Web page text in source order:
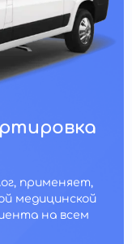
применяет,
медицинской
на всем